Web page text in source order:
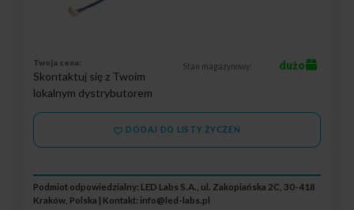
Twoja cena:
Skontaktuj się z Twoim
lokalnym dystrybutorem
Stan magazynowy: dużo
DODAJ DO LISTY ŻYCZEŃ
Podmiot odpowiedzialny: LED Labs S.A., ul. Zakopiańska 2C, 30-418
Kraków, Polska | Kontakt: info@led-labs.pl